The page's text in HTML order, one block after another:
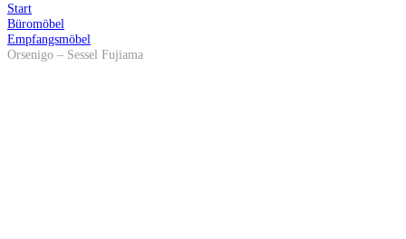
Start
Büromöbel
Empfangsmöbel
Orsenigo – Sessel Fujiama